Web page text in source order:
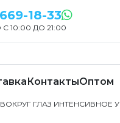
18-33
10:00 ДО 21:00
КонтактыОптом
ВОКРУГ ГЛАЗ ИНТЕНСИВНОЕ